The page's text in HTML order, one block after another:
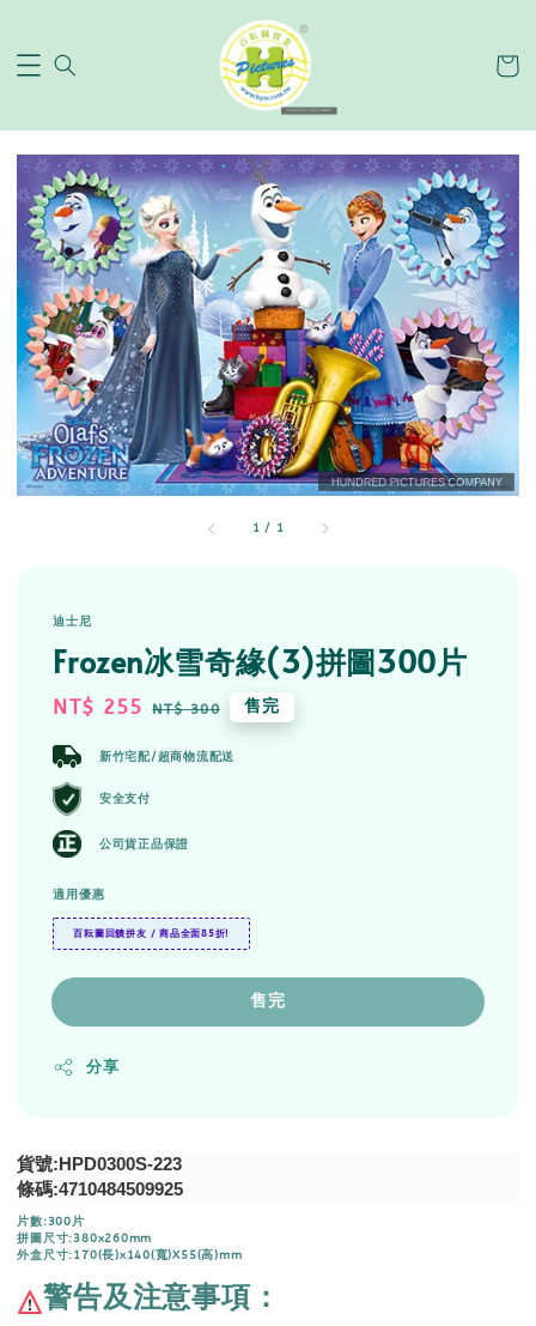
1 / 1
迪士尼
Frozen冰雪奇緣(3)拼圖300片
Sale
NT$ 255 Regular
NT$ 300 售完
新竹宅配/超商物流配送
安全支付
公司貨正品保證
適用優惠
百耘圖回饋拼友 / 商品全面85折!
售完
分享
貨號:HPD0300S-223
條碼:4710484509925
片數:300片
拼圖尺寸:380x260mm
外盒尺寸:170(長)x140(寬)X55(高)mm
警告及注意事項：